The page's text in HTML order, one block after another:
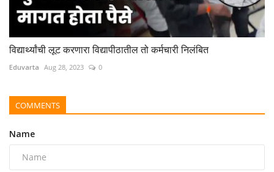
विद्यार्थ्यांची लूट करणारा विद्यापीठातील तो कर्मचारी निलंबित
Eduvarta Aug 28, 2023 0
COMMENTS
Name